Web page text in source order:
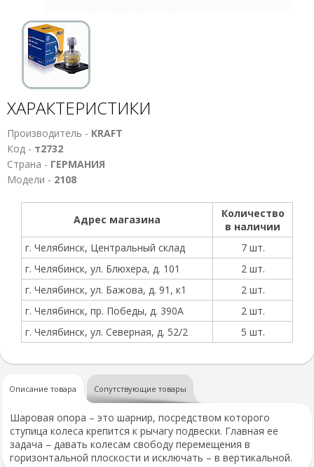
ХАРАКТЕРИСТИКИ
Производитель - KRAFT
Код - т2732
Страна - ГЕРМАНИЯ
Модели - 2108
Адрес магазина
Количество
в наличии
г. Челябинск, Центральный склад
7 шт.
г. Челябинск, ул. Блюхера, д. 101
2 шт.
г. Челябинск, ул. Бажова, д. 91, к1
2 шт.
г. Челябинск, пр. Победы, д. 390А
2 шт.
г. Челябинск, ул. Северная, д. 52/2
5 шт.
Описание товара Сопутствующие товары
Шаровая опора – это шарнир, посредством которого
ступица колеса крепится к рычагу подвески. Главная ее
задача – давать колесам свободу перемещения в
горизонтальной плоскости и исключать – в вертикальной.